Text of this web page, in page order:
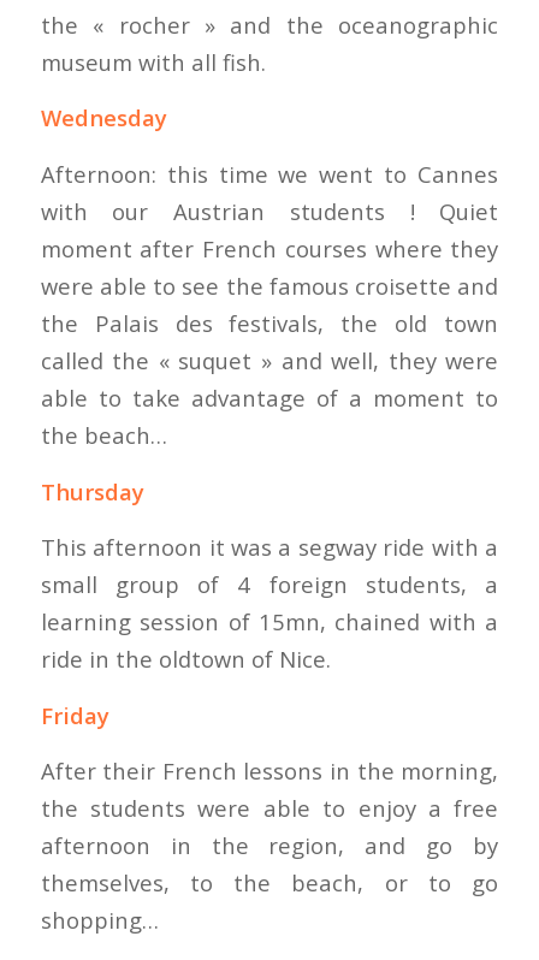
the « rocher » and the oceanographic
museum with all fish.
Wednesday
Afternoon: this time we went to Cannes
with our Austrian students ! Quiet
moment after French courses where they
were able to see the famous croisette and
the Palais des festivals, the old town
called the « suquet » and well, they were
able to take advantage of a moment to
the beach…
Thursday
This afternoon it was a segway ride with a
small group of 4 foreign students, a
learning session of 15mn, chained with a
ride in the oldtown of Nice.
Friday
After their French lessons in the morning,
the students were able to enjoy a free
afternoon in the region, and go by
themselves, to the beach, or to go
shopping…